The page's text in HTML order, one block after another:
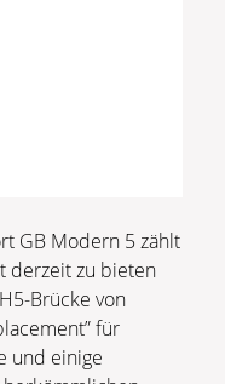
GB Modern 5 zählt
derzeit zu bieten
Brücke von
für
und einige